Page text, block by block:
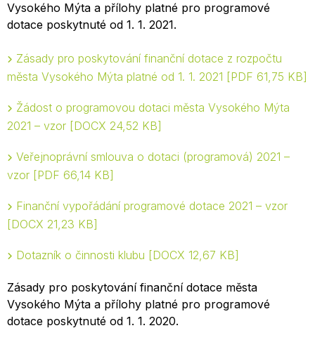
Vysokého Mýta a přílohy platné pro programové
dotace poskytnuté od 1. 1. 2021.
Zásady pro poskytování finanční dotace z rozpočtu
města Vysokého Mýta platné od 1. 1. 2021
PDF 61,75 KB
Žádost o programovou dotaci města Vysokého Mýta
2021 – vzor DOCX 24,52 KB
Veřejnoprávní smlouva o dotaci (programová) 2021 –
vzor PDF 66,14 KB
Finanční vypořádání programové dotace 2021 – vzor
DOCX 21,23 KB
Dotazník o činnosti klubu DOCX 12,67 KB
Zásady pro poskytování finanční dotace města
Vysokého Mýta a přílohy platné pro programové
dotace poskytnuté od 1. 1. 2020.